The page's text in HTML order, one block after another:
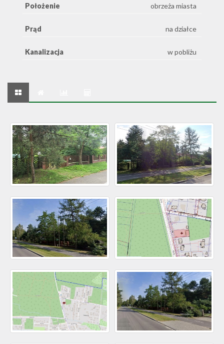
Położenie obrzeża miasta
Prąd na działce
Kanalizacja w pobliżu